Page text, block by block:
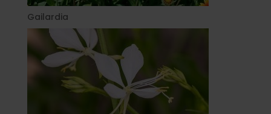
Gailardia